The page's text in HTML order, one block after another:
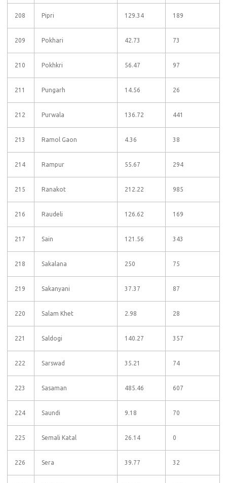
208 Pipri 129.34 189
209 Pokhari 42.73 73
210 Pokhkri 56.47 97
211 Pungarh 14.56 26
212 Purwala 136.72 441
213 Ramol Gaon 4.36 38
214 Rampur 55.67 294
215 Ranakot 212.22 985
216 Raudeli 126.62 169
217 Sain 121.56 343
218 Sakalana 250 75
219 Sakanyani 37.37 87
220 Salam Khet 2.98 28
221 Saldogi 140.27 357
222 Sarswad 35.21 74
223 Sasaman 485.46 607
224 Saundi 9.18 70
225 Semali Katal 26.14 0
226 Sera 39.77 32